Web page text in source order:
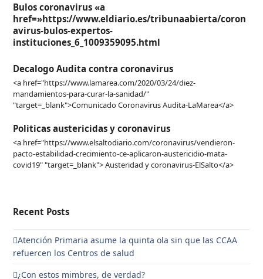
Bulos coronavirus «a
href=»https://www.eldiario.es/tribunaabierta/coron
avirus-bulos-expertos-
instituciones_6_1009359095.html
Decalogo Audita contra coronavirus
<a href="https://www.lamarea.com/2020/03/24/diez-
mandamientos-para-curar-la-sanidad/"
"target=_blank">Comunicado Coronavirus Audita-LaMarea</a>
Politicas austericidas y coronavirus
<a href="https://www.elsaltodiario.com/coronavirus/vendieron-
pacto-estabilidad-crecimiento-ce-aplicaron-austericidio-mata-
covid19" "target=_blank"> Austeridad y coronavirus-ElSalto</a>
Recent Posts
Atención Primaria asume la quinta ola sin que las CCAA
refuercen los Centros de salud
¿Con estos mimbres, de verdad?